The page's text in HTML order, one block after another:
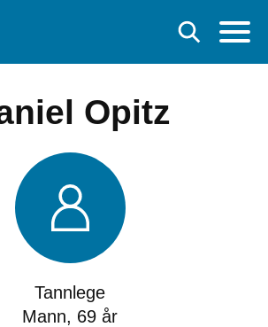
Opitz
Tannlege
Mann, 69 år